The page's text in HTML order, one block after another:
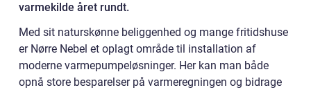
varmekilde året rundt.
Med sit naturskønne beliggenhed og mange fritidshuse
er Nørre Nebel et oplagt område til installation af
moderne varmepumpeløsninger. Her kan man både
opnå store besparelser på varmeregningen og bidrage